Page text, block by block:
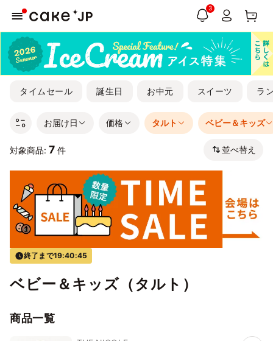
3
タイムセール 誕生日 お中元 スイーツ ラ
お届け日 価格 タルト ベビー＆キッズ
対象商品: 7 件 並べ替え
終了まで19:40:45
ベビー＆キッズ（タルト）
商品一覧